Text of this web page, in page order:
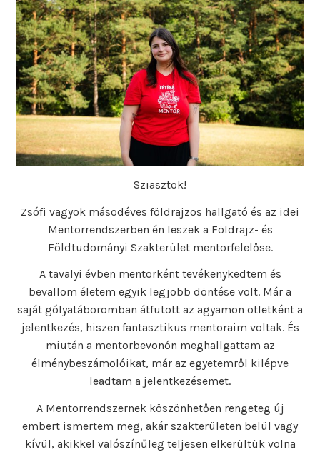
Sziasztok!
Zsófi vagyok másodéves földrajzos hallgató és az idei
Mentorrendszerben én leszek a Földrajz- és
Földtudományi Szakterület mentorfelelőse.
A tavalyi évben mentorként tevékenykedtem és
bevallom életem egyik legjobb döntése volt. Már a
saját gólyatáboromban átfutott az agyamon ötletként a
jelentkezés, hiszen fantasztikus mentoraim voltak. És
miután a mentorbevonón meghallgattam az
élménybeszámolóikat, már az egyetemről kilépve
leadtam a jelentkezésemet.
A Mentorrendszernek köszönhetően rengeteg új
embert ismertem meg, akár szakterületen belül vagy
kívül, akikkel valószínűleg teljesen elkerültük volna